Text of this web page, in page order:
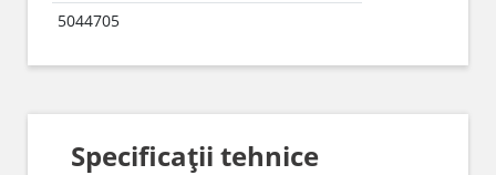
5044705
Specificații tehnice